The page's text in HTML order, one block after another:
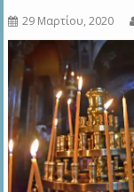
29 Μαρτίου, 2020